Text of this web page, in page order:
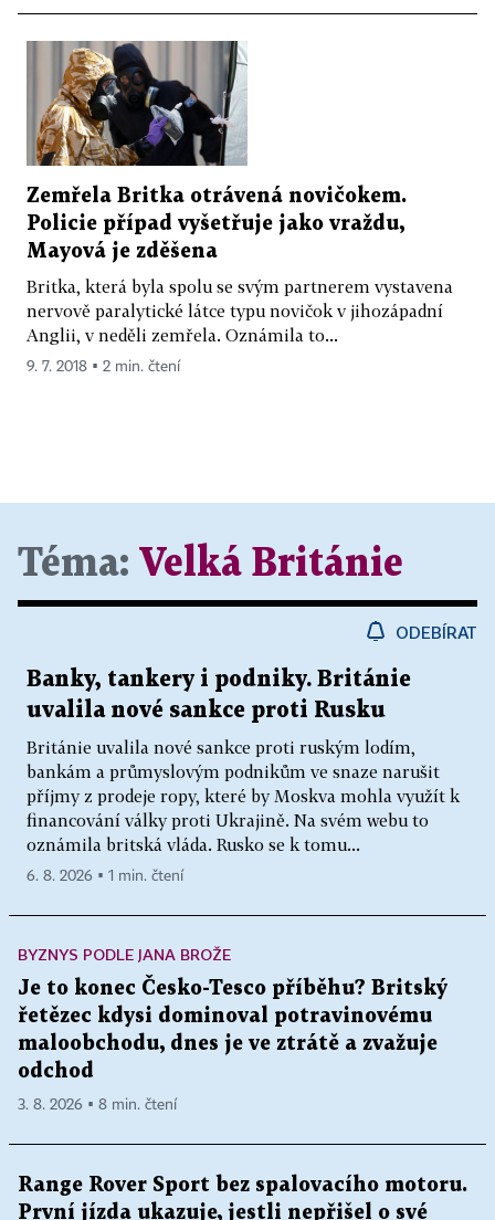
Zemřela Britka otrávená novičokem.
Policie případ vyšetřuje jako vraždu,
Mayová je zděšena
Britka, která byla spolu se svým partnerem vystavena
nervově paralytické látce typu novičok v jihozápadní
Anglii, v neděli zemřela. Oznámila to...
9. 7. 2018 ▪ 2 min. čtení
Téma: Velká Británie
ODEBÍRAT
Banky, tankery i podniky. Británie
uvalila nové sankce proti Rusku
Británie uvalila nové sankce proti ruským lodím,
bankám a průmyslovým podnikům ve snaze narušit
příjmy z prodeje ropy, které by Moskva mohla využít k
financování války proti Ukrajině. Na svém webu to
oznámila britská vláda. Rusko se k tomu...
6. 8. 2026 ▪ 1 min. čtení
BYZNYS PODLE JANA BROŽE
Je to konec Česko-Tesco příběhu? Britský
řetězec kdysi dominoval potravinovému
maloobchodu, dnes je ve ztrátě a zvažuje
odchod
3. 8. 2026 ▪ 8 min. čtení
Range Rover Sport bez spalovacího motoru.
První jízda ukazuje, jestli nepřišel o své